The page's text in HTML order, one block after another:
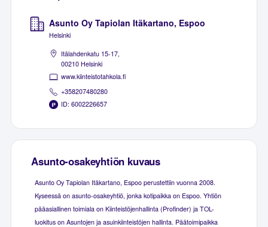
Asunto Oy Tapiolan Itäkartano, Espoo
Helsinki
Itälahdenkatu 15-17,
00210 Helsinki
www.kiinteistotahkola.fi
+358207480280
ID: 6002226657
Asunto-osakeyhtiön kuvaus
Asunto Oy Tapiolan Itäkartano, Espoo perustettiin vuonna 2008.
Kyseessä on asunto-osakeyhtiö, jonka kotipaikka on Espoo. Yhtiön
pääasiallinen toimiala on Kiinteistöjenhallinta (Profinder) ja TOL-
luokitus on Asuntojen ja asuinkiinteistöjen hallinta. Päätoimipaikka